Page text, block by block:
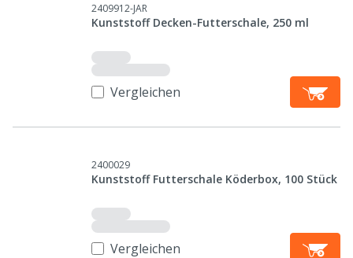
2409912-JAR
Kunststoff Decken-Futterschale, 250 ml
Vergleichen
2400029
Kunststoff Futterschale Köderbox, 100 Stück
Vergleichen